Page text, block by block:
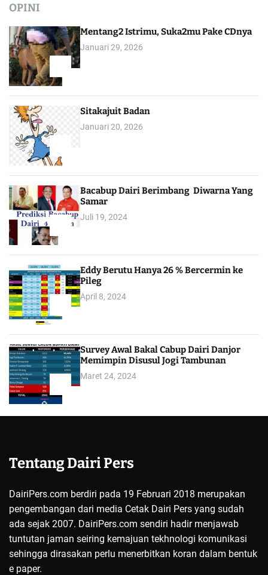
OPINI
Mentang2 Istrimu, Suka2mu Pake CDnya
Januari 29, 2026
Sitakajuit Badan
Januari 20, 2026
Bacabup Dairi Berimbang Diwarna Yang
Samar
Juli 19, 2024
Eddy Berutu Hanya 26 % Bercermin ke
Pileg
April 8, 2024
Survey Awal Bakal Cabup Dairi Danjor
Memimpin Disusul Jogi Tambunan
Maret 24, 2024
Tentang Dairi Pers
DairiPers.com berdiri pada 19 Februari 2018 merupakan
pengembangan dari media Cetak Dairi Pers yang sudah
ada sejak 2007. DairiPers.com sendiri hadir menjawab
tuntutan jaman seiring kemajuan tekhnologi komunikasi
sehingga dirasakan perlu menerbitkan koran dalam bentuk
e paper.